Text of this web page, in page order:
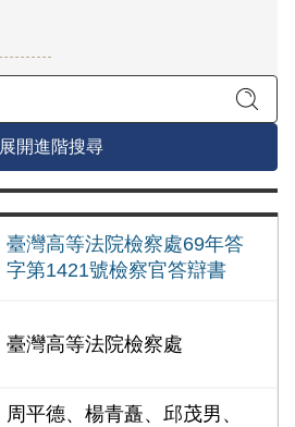
展開進階搜尋
臺灣高等法院檢察處69年答
字第1421號檢察官答辯書
臺灣高等法院檢察處
周平德、楊青矗、邱茂男、